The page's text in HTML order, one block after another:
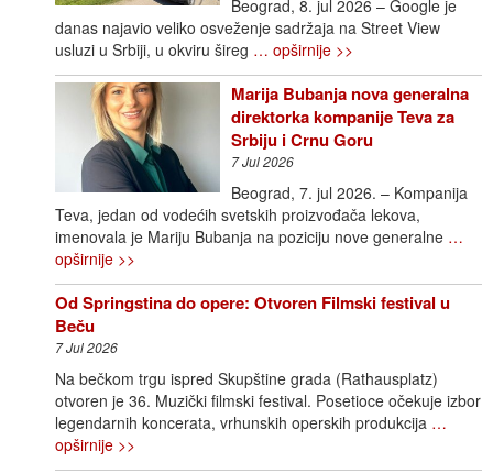
Beograd, 8. jul 2026 – Google je
danas najavio veliko osveženje sadržaja na Street View
usluzi u Srbiji, u okviru šireg … opširnije >>
Marija Bubanja nova generalna
direktorka kompanije Teva za
Srbiju i Crnu Goru
7 Jul 2026
Beograd, 7. jul 2026. – Kompanija
Teva, jedan od vodećih svetskih proizvođača lekova,
imenovala je Mariju Bubanja na poziciju nove generalne …
opširnije >>
Od Springstina do opere: Otvoren Filmski festival u
Beču
7 Jul 2026
Na bečkom trgu ispred Skupštine grada (Rathausplatz)
otvoren je 36. Muzički filmski festival. Posetioce očekuje izbor
legendarnih koncerata, vrhunskih operskih produkcija …
opširnije >>